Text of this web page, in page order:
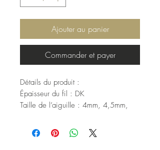
Ajouter au panier
Commander et payer
Détails du produit :
Épaisseur du fil : DK
Taille de l’aiguille : 4mm, 4,5mm,
Lavabilité : Non-Superwash
Écartement : 18 = 10 cm